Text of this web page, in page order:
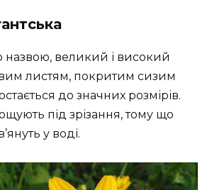
назвою, великий і високий
листям, покритим сизим
до значних розмірів.
під зрізання, тому що
у воді.